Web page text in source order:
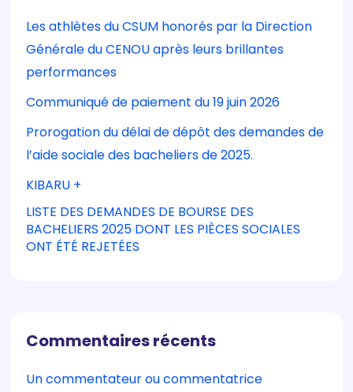
Les athlètes du CSUM honorés par la Direction
Générale du CENOU après leurs brillantes
performances
Communiqué de paiement du 19 juin 2026
Prorogation du délai de dépôt des demandes de
l’aide sociale des bacheliers de 2025.
KIBARU +
LISTE DES DEMANDES DE BOURSE DES
BACHELIERS 2025 DONT LES PIÈCES SOCIALES
ONT ÉTÉ REJETÉES
Commentaires récents
Un commentateur ou commentatrice